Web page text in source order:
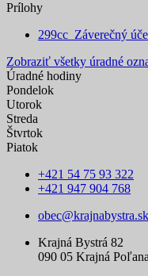
Prílohy
299cc_Záverečný
Zobraziť všetky úradné
Úradné hodiny
Pondelok
Utorok
Streda
Štvrtok
Piatok
+421 54 75 93 322
+421 947 904 768
obec@krajnabystra.sk
Krajná Bystrá 82
090 05 Krajná Poľana